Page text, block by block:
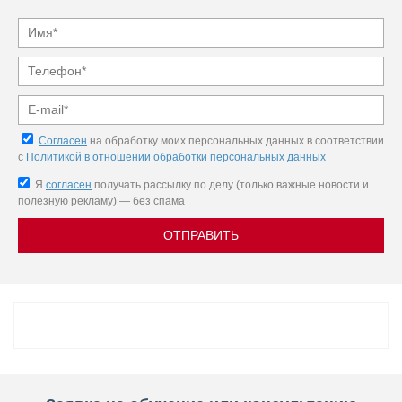
Согласен на обработку моих персональных данных в соответствии
с Политикой в отношении обработки персональных данных
Я согласен получать рассылку по делу (только важные новости и
полезную рекламу) — без спама
ОТПРАВИТЬ